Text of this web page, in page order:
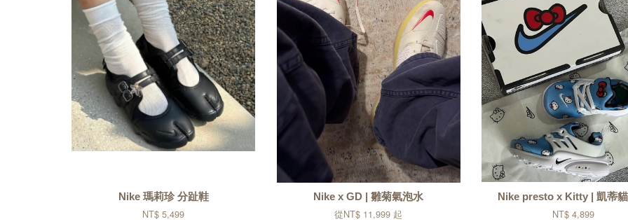
Nike 瑪莉珍 分趾鞋
NT$ 5,499
Nike x GD | 雛菊氣泡水
從NT$ 11,999 起
Nike presto x Kitty | 凱蒂
NT$ 4,899